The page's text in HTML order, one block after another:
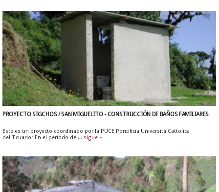
PROYECTO SIGCHOS / SAN MIGUELITO - CONSTRUCCIÓN DE BAÑOS FAMILIARES
Este es un proyecto coordinado por la PUCE Pontificia Università Cattolica
dell’Ecuador En el período del... sigue »